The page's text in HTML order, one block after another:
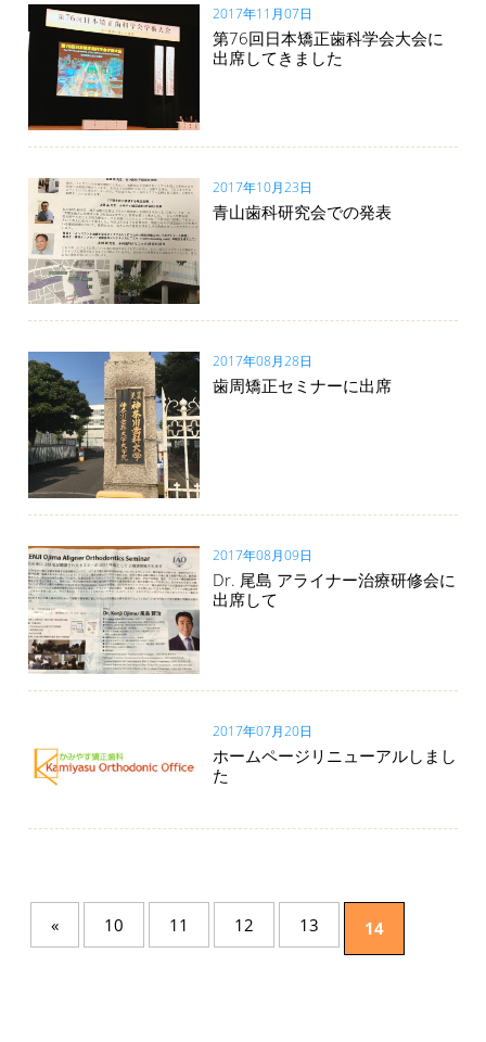
2017年11月07日
第76回日本矯正歯科学会大会に
出席してきました
2017年10月23日
青山歯科研究会での発表
2017年08月28日
歯周矯正セミナーに出席
2017年08月09日
Dr. 尾島 アライナー治療研修会に
出席して
2017年07月20日
ホームページリニューアルしまし
た
« 10 11 12 13 14